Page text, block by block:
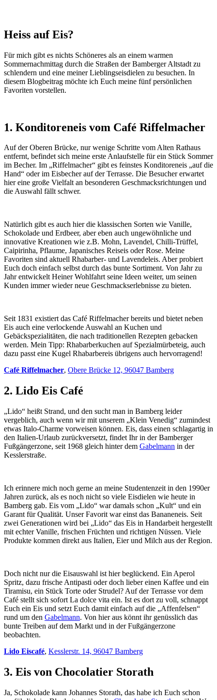
Heiss auf Eis?
Für mich gibt es nichts Schöneres als an einem warmen
Sommernachmittag durch die Straßen der Bamberger Altstadt zu
schlendern und eine meiner Lieblingseisdielen zu besuchen. In
diesem Blogbeitrag möchte ich Euch meine fünf persönlichen
Favoriten vorstellen.
1. Konditoreneis vom Café Riffelmacher
Auf der Oberen Brücke, nur wenige Schritte vom Alten Rathaus
entfernt, befindet sich meine erste Anlaufstelle für ein Stück Sommer
im Becher. Im „Riffelmacher“ gibt es feinstes Konditoreneis „auf die
Hand“ oder im Eisbecher auf der Terrasse. Die Besucher erwartet
hier eine große Vielfalt an besonderen Geschmacksrichtungen und
die Auswahl fällt schwer.
Natürlich gibt es auch hier die klassischen Sorten wie Vanille,
Schokolade und Erdbeer, aber eben auch ungewöhnliche und
innovative Kreationen wie z.B. Mohn, Lavendel, Chilli-Trüffel,
Caipirinha, Pflaume, Japanisches Reiseis oder Rose. Meine
Favoriten sind aktuell Rhabarber- und Lavendeleis. Aber probiert
Euch doch einfach selbst durch das bunte Sortiment. Von Jahr zu
Jahr entwickelt Heiner Wohlfahrt seine Ideen weiter, um seinen
Kunden immer wieder neue Geschmackserlebnisse zu bieten.
Seit 1831 existiert das Café Riffelmacher bereits und bietet neben
Eis auch eine verlockende Auswahl an Kuchen und
Gebäckspezialitäten, die nach traditionellen Rezepten gebacken
werden. Mein Tipp: Rhabarberkuchen auf Spezialmürbeteig, auch
dazu passt eine Kugel Rhabarbereis übrigens auch hervorragend!
Café Riffelmacher, Obere Brücke 12, 96047 Bamberg
2. Lido Eis Café
„Lido“ heißt Strand, und den sucht man in Bamberg leider
vergeblich, auch wenn wir mit unserem „Klein Venedig“ zumindest
etwas Italo-Charme vorweisen können. Eis, dass einen schlagartig in
den Italien-Urlaub zurückversetzt, findet Ihr in der Bamberger
Fußgängerzone, seit 1968 gleich hinter dem Gabelmann in der
Kesslerstraße.
Ich erinnere mich noch gerne an meine Studentenzeit in den 1990er
Jahren zurück, als es noch nicht so viele Eisdielen wie heute in
Bamberg gab. Eis vom „Lido“ war damals schon „Kult“ und ein
Garant für Qualität. Unser Favorit war einst das Bananeneis. Seit
zwei Generationen wird bei „Lido“ das Eis in Handarbeit hergestellt
mit echter Vanille, frischen Früchten und richtigen Nüssen. Viele
Produkte kommen direkt aus Italien, Eier und Milch aus der Region.
Doch nicht nur die Eisauswahl ist hier beglückend. Ein Aperol
Spritz, dazu frische Antipasti oder doch lieber einen Kaffee und ein
Tiramisu, ein Stück Torte oder Strudel? Auf der Terrasse vor dem
Café stellt sich sofort La dolce vita ein. Ist es dort zu voll, schnappt
Euch ein Eis und setzt Euch damit einfach auf die „Affenfelsen“
rund um den Gabelmann. Von hier aus könnt ihr genüsslich das
bunte Treiben auf dem Markt und in der Fußgängerzone
beobachten.
Lido Eiscafé, Kesslerstr. 14, 96047 Bamberg
3. Eis von Chocolatier Storath
Ja, Schokolade kann Johannes Storath, das habe ich Euch schon